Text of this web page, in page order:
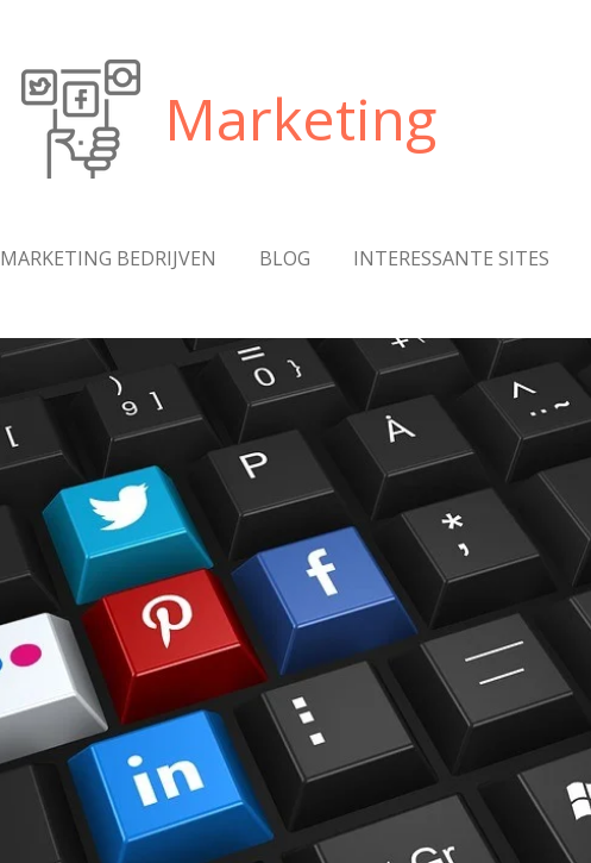
Marketing
MARKETING BEDRIJVEN BLOG INTERESSANTE SITES